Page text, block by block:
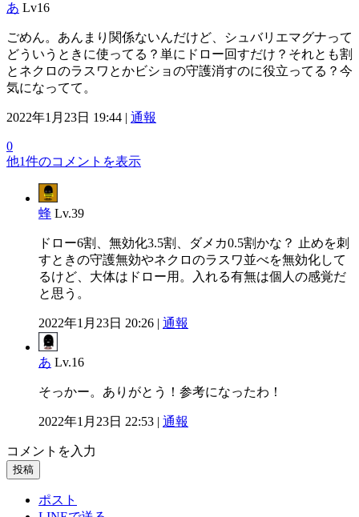
あ Lv16
ごめん。あんまり関係ないんだけど、シュバリエマグナって
どういうときに使ってる？単にドロー回すだけ？それとも割
とネクロのラスワとかビショの守護消すのに役立ってる？今
気になってて。
2022年1月23日 19:44 | 通報
0
他1件のコメントを表示
蜂 Lv.39
ドロー6割、無効化3.5割、ダメカ0.5割かな？ 止めを刺
すときの守護無効やネクロのラスワ並べを無効化して
るけど、大体はドロー用。入れる有無は個人の感覚だ
と思う。
2022年1月23日 20:26 | 通報
あ Lv.16
そっかー。ありがとう！参考になったわ！
2022年1月23日 22:53 | 通報
コメントを入力
投稿
ポスト